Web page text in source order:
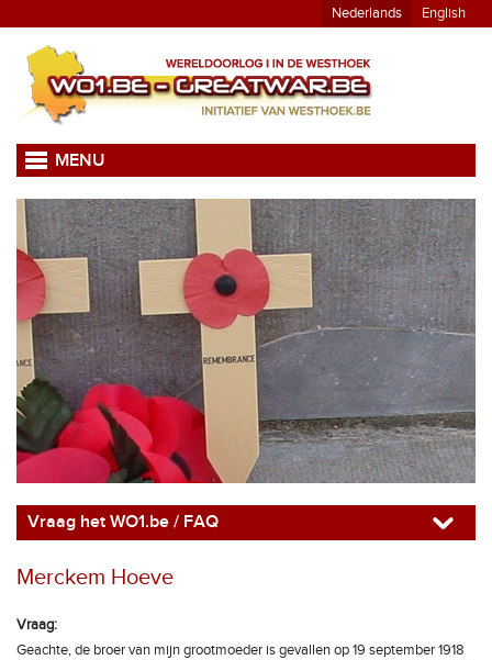
Nederlands English
MENU
Vraag het WO1.be / FAQ
Merckem Hoeve
Vraag:
Geachte, de broer van mijn grootmoeder is gevallen op 19 september 1918